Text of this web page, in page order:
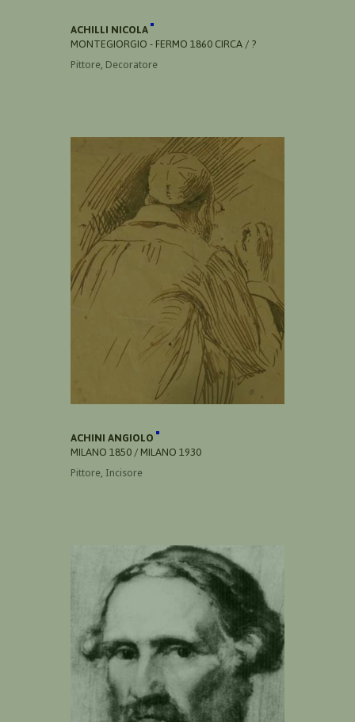
ACHILLI NICOLA
MONTEGIORGIO - FERMO 1860 CIRCA / ?
Pittore, Decoratore
ACHINI ANGIOLO
MILANO 1850 / MILANO 1930
Pittore, Incisore